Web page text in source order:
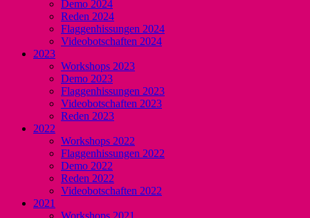
Demo 2024
Reden 2024
Flaggenhissungen 2024
Videobotschaften 2024
2023
Workshops 2023
Demo 2023
Flaggenhissungen 2023
Videobotschaften 2023
Reden 2023
2022
Workshops 2022
Flaggenhissungen 2022
Demo 2022
Reden 2022
Videobotschaften 2022
2021
Workshops 2021